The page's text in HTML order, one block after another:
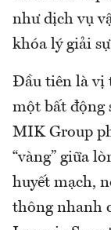
như dịch vụ
khóa lý giải
Đầu tiên là vị
một bất động
MIK Group
“vàng” giữa
huyết mạch,
thông nhanh